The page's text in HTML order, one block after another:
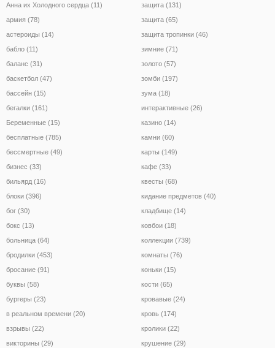
Анна их Холодного сердца (11)
армия (78)
астероиды (14)
бабло (11)
баланс (31)
баскетбол (47)
бассейн (15)
бегалки (161)
Беременные (15)
бесплатные (785)
бессмертные (49)
бизнес (33)
бильярд (16)
блоки (396)
бог (30)
бокс (13)
больница (64)
бродилки (453)
бросание (91)
буквы (58)
бургеры (23)
в реальном времени (20)
взрывы (22)
викторины (29)
защита (131)
защита (65)
защита тропинки (46)
зимние (71)
золото (57)
зомби (197)
зума (18)
интерактивные (26)
казино (14)
камни (60)
карты (149)
кафе (33)
квесты (68)
кидание предметов (40)
кладбище (14)
ковбои (18)
коллекции (739)
комнаты (76)
коньки (15)
кости (65)
кровавые (24)
кровь (174)
кролики (22)
крушение (29)